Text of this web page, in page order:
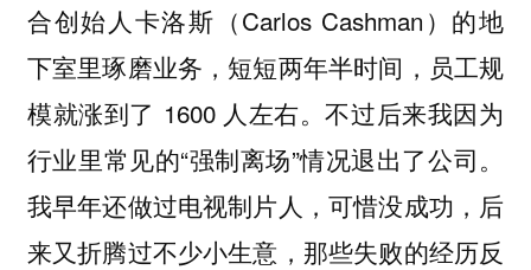
合创始人卡洛斯（Carlos Cashman）的地
下室里琢磨业务，短短两年半时间，员工规
模就涨到了 1600 人左右。不过后来我因为
行业里常见的“强制离场”情况退出了公司。
我早年还做过电视制片人，可惜没成功，后
来又折腾过不少小生意，那些失败的经历反